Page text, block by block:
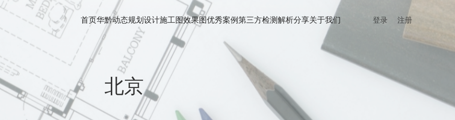
首页华黔动态规划设计施工图效果图优秀案例第三方检测解析分享关于我们 登录 注册
北京